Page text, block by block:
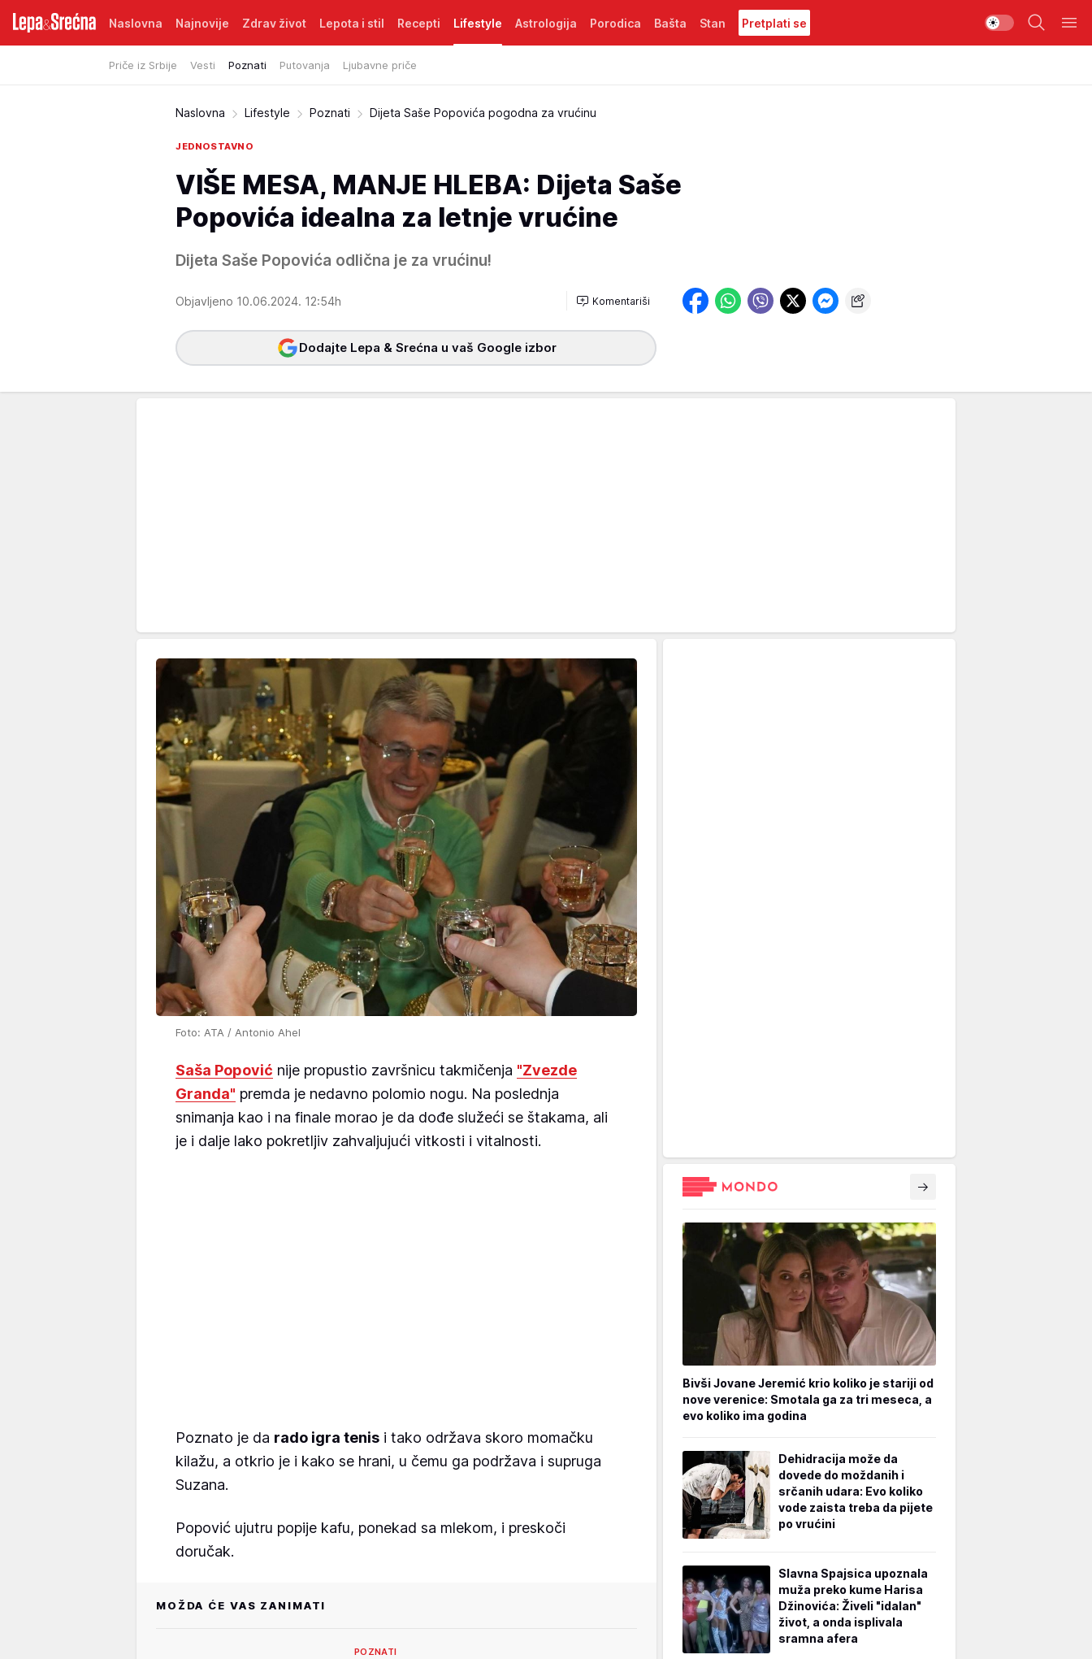
Naslovna Najnovije Zdrav život Lepota i stil Recepti Lifestyle
Priče iz Srbije Vesti Poznati Putovanja Ljubavne priče
Astrologija Porodica Bašta Stan Pretplati se
Naslovna Lifestyle Poznati Dijeta Saše Popovića pogodna za vrućinu
JEDNOSTAVNO
VIŠE MESA, MANJE HLEBA: Dijeta Saše
Popovića idealna za letnje vrućine
Dijeta Saše Popovića odlična je za vrućinu!
Objavljeno 10.06.2024. 12:54h Komentariši
Dodajte Lepa & Srećna u vaš Google izbor
Foto: ATA / Antonio Ahel
Saša Popović nije propustio završnicu takmičenja "Zvezde
Granda" premda je nedavno polomio nogu. Na poslednja
snimanja kao i na finale morao je da dođe služeći se štakama, ali
je i dalje lako pokretljiv zahvaljujući vitkosti i vitalnosti.
Poznato je da rado igra tenis i tako održava skoro momačku
kilažu, a otkrio je i kako se hrani, u čemu ga podržava i supruga
Suzana.
Popović ujutru popije kafu, ponekad sa mlekom, i preskoči
doručak.
MOŽDA ĆE VAS ZANIMATI
POZNATI
Bivši Jovane Jeremić krio koliko je stariji od
nove verenice: Smotala ga za tri meseca, a
evo koliko ima godina
Dehidracija može da
dovede do moždanih i
srčanih udara: Evo koliko
vode zaista treba da pijete
po vrućini
Slavna Spajsica upoznala
muža preko kume Harisa
Džinovića: Živeli "idalan"
život, a onda isplivala
sramna afera